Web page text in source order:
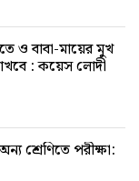
ও বাবা-মায়ের মুখ
: কয়েস লোদী
শ্রেণিতে পরীক্ষা: